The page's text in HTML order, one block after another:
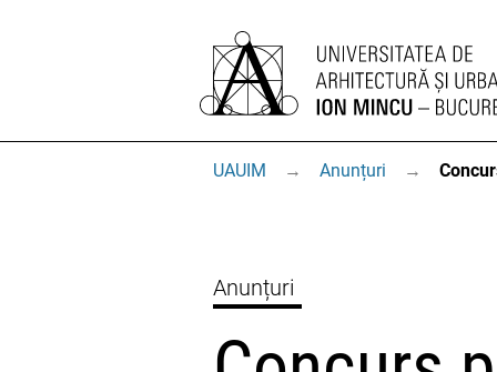
UAUIM → Anunțuri →
Anunțuri